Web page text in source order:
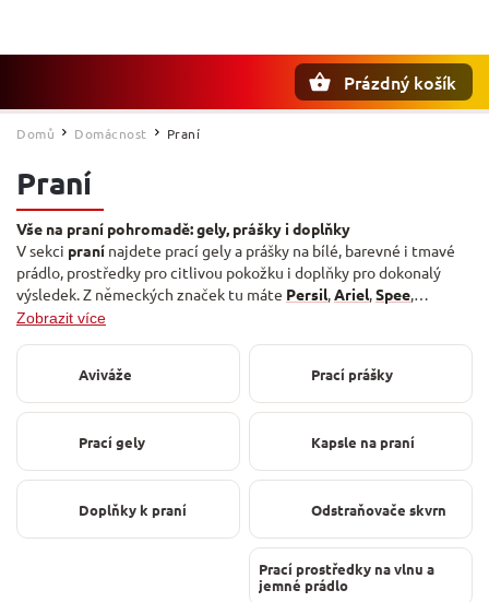
Prázdný košík
Domů / Domácnost / Praní
Praní
Vše na praní pohromadě: gely, prášky i doplňky
V sekci praní najdete prací gely a prášky na bílé, barevné i tmavé
prádlo, prostředky pro citlivou pokožku i doplňky pro dokonalý
výsledek. Z německých značek tu máte Persil,Ariel,Spee,
Weisser Riese
Zobrazit více
Aviváže Prací prášky
Prací gely Kapsle na praní
Doplňky k praní Odstraňovače skvrn
Prací prostředky na vlnu a
jemné prádlo